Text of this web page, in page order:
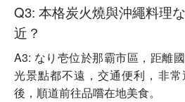
Q3: 本格炭火燒與沖繩料理
近？
A3: なり壱位於那霸市區，距離
光景點都不遠，交通便利，非
後，順道前往品嚐在地美食。